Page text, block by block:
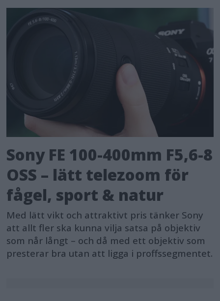
Sony FE 100-400mm F5,6-8
OSS – lätt telezoom för
fågel, sport & natur
Med lätt vikt och attraktivt pris tänker Sony
att allt fler ska kunna vilja satsa på objektiv
som når långt – och då med ett objektiv som
presterar bra utan att ligga i proffssegmentet.